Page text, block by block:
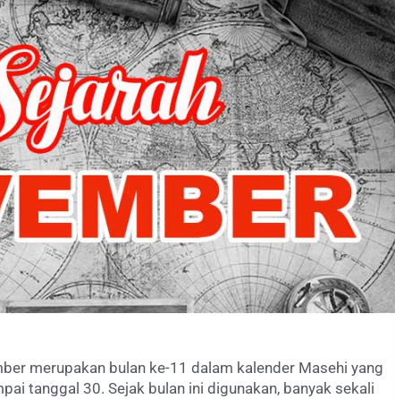
merupakan bulan ke-11 dalam kalender Masehi yang
tanggal 30. Sejak bulan ini digunakan, banyak sekali